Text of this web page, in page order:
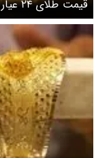
پرواز قیمت طلا